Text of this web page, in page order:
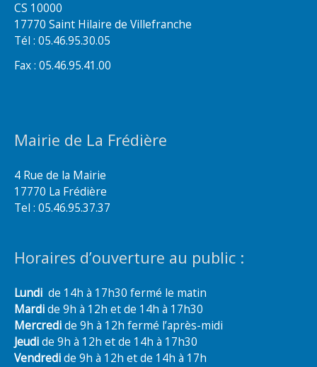
CS 10000
17770 Saint Hilaire de Villefranche
Tél : 05.46.95.30.05
Fax : 05.46.95.41.00
Mairie de La Frédière
4 Rue de la Mairie
17770 La Frédière
Tel : 05.46.95.37.37
Horaires d’ouverture au public :
Lundi de 14h à 17h30 fermé le matin
Mardide 9h à 12h et de 14h à 17h30
Mercredide 9h à 12h fermé l’après-midi
Jeudide 9h à 12h et de 14h à 17h30
Vendredide 9h à 12h et de 14h à 17h